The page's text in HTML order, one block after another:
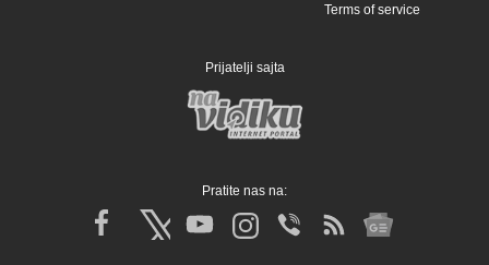
Terms of service
Prijatelji sajta
Pratite nas na: